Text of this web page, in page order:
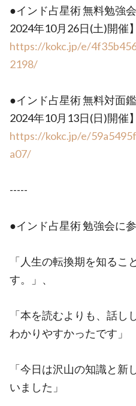
●インド占星術 無料勉強
2024年10月26日(土)開催】
https://kokc.jp/e/
2198/
●インド占星術 無料対面
2024年10月13日(日)開催】
https://kokc.jp/e/
a07/
-----
●インド占星術 勉強会に
「人生の転換期を知るこ
す。」、
「本を読むよりも、話し
わかりやすかったです」
「今日は沢山の知識と
いました」